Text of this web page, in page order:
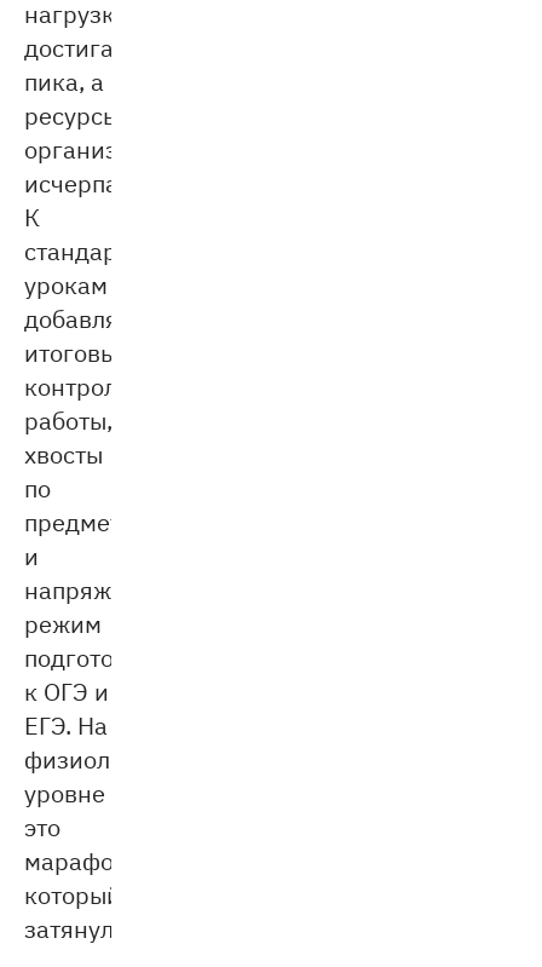
нагрузка
достигает
пика, а
ресурсы
организма
исчерпаны.
К
стандартным
урокам
добавляются
итоговые
контрольные
работы,
хвосты
по
предметам
и
напряжённый
режим
подготовки
к ОГЭ и
ЕГЭ. На
физиологическом
уровне
это
марафон,
который
затянулся.